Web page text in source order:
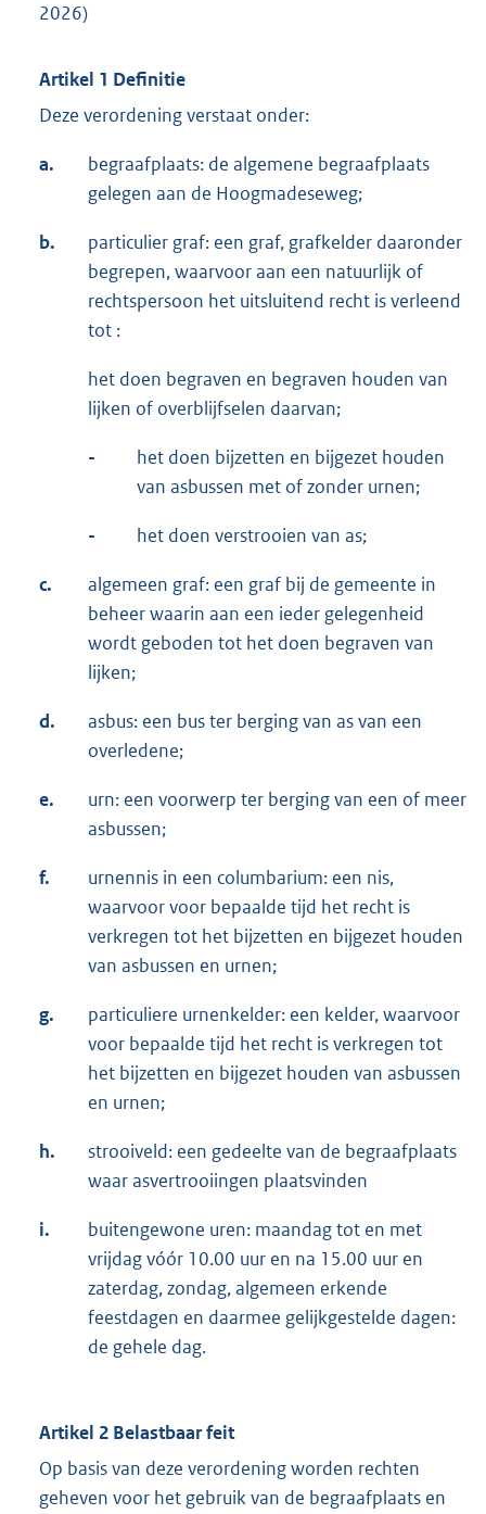
2026)
Artikel 1 Definitie
Deze verordening verstaat onder:
a.
begraafplaats: de algemene begraafplaats
gelegen aan de Hoogmadeseweg;
b.
particulier graf: een graf, grafkelder daaronder
begrepen, waarvoor aan een natuurlijk of
rechtspersoon het uitsluitend recht is verleend
tot :
het doen begraven en begraven houden van
lijken of overblijfselen daarvan;
-
het doen bijzetten en bijgezet houden
van asbussen met of zonder urnen;
- het doen verstrooien van as;
c.
algemeen graf: een graf bij de gemeente in
beheer waarin aan een ieder gelegenheid
wordt geboden tot het doen begraven van
lijken;
d.
asbus: een bus ter berging van as van een
overledene;
e.
urn: een voorwerp ter berging van een of meer
asbussen;
f.
urnennis in een columbarium: een nis,
waarvoor voor bepaalde tijd het recht is
verkregen tot het bijzetten en bijgezet houden
van asbussen en urnen;
g.
particuliere urnenkelder: een kelder, waarvoor
voor bepaalde tijd het recht is verkregen tot
het bijzetten en bijgezet houden van asbussen
en urnen;
h.
strooiveld: een gedeelte van de begraafplaats
waar asvertrooiingen plaatsvinden
i.
buitengewone uren: maandag tot en met
vrijdag vóór 10.00 uur en na 15.00 uur en
zaterdag, zondag, algemeen erkende
feestdagen en daarmee gelijkgestelde dagen:
de gehele dag.
Artikel 2 Belastbaar feit
Op basis van deze verordening worden rechten
geheven voor het gebruik van de begraafplaats en